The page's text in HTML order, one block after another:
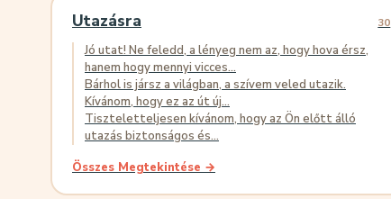
Utazásra 30
Jó utat! Ne feledd, a lényeg nem az, hogy hova érsz,
hanem hogy mennyi vicces...
Bárhol is jársz a világban, a szívem veled utazik.
Kívánom, hogy ez az út új...
Tiszteletteljesen kívánom, hogy az Ön előtt álló
utazás biztonságos és...
Összes Megtekintése →